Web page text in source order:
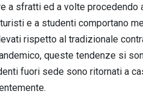
a sfratti ed a volte procedendo
e a studenti comportano
rispetto al tradizionale
queste tendenze si
fuori sede sono ritornati a